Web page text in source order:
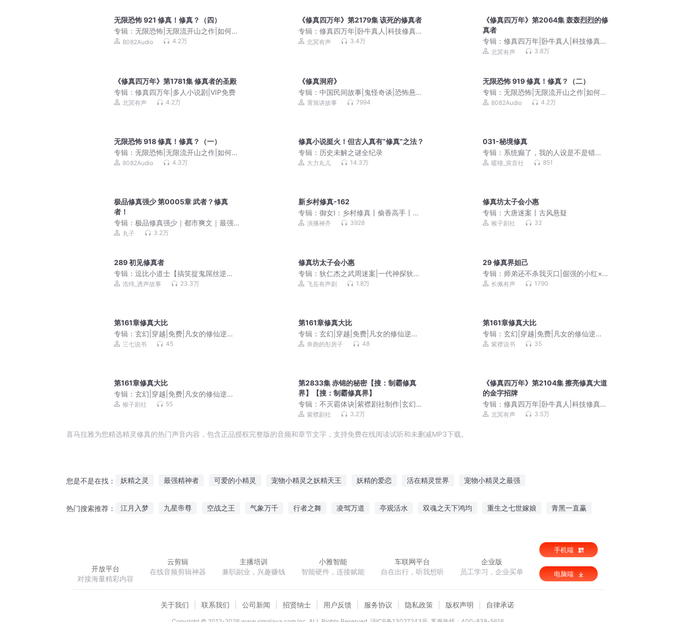
无限恐怖 921 修真！修真？（四）
专辑： 无限恐怖|无限流开山之作|如何在
恐怖片世界中求生存？|8082Audio制作|
8082Audio 4.2万
《修真四万年》第2179集 该死的修真者
专辑：修真四万年|卧牛真人|科技修真x
文明复兴|多人剧
北冥有声 3.4万
《修真四万年》第2064集 轰轰烈烈的修
真者
专辑：修真四万年|卧牛真人|科技修真x
文明复兴|多人剧
北冥有声 3.8万
《修真四万年》第1781集 修真者的圣殿
专辑： 修真四万年|多人小说剧|VIP免费
北冥有声 4.2万
《修真洞府》
专辑：中国民间故事|鬼怪奇谈|恐怖悬疑
（霄旭演播）
霄旭讲故事 7994
无限恐怖 919 修真！修真？（二）
专辑：无限恐怖|无限流开山之作|如何在
恐怖片世界中求生存？|8082Audio制作|
8082Audio 4.2万
无限恐怖 918 修真！修真？（一）
专辑： 无限恐怖|无限流开山之作|如何在
恐怖片世界中求生存？|8082Audio制作|
8082Audio 4.3万
修真小说挺火！但古人真有“修真”之法？
专辑： 历史未解之谜全纪录
大力丸儿 14.3万
031-秘境修真
专辑： 系统癫了，我的人设是不是错
了？丨穿书丨系统丨傲娇丨搞笑
暖曈_寅音社 851
极品修真强少 第0005章 武者？修真
者！
专辑： 极品修真强少｜都市爽文｜最强
弃少｜为父正名，守护女神｜校花联名
丸子 3.2万
新乡村修真-162
专辑：御女Ⅰ：乡村修真丨偷香高手丨绝
世小仙医丨合体双修
演播神齐 3928
修真坊太子会小惠
专辑： 大唐迷案丨古风悬疑
猴子剧社 32
289 初见修真者
专辑： 逗比小道士【搞笑捉鬼屌丝逆
袭】浩纬_诱声故事 23.3万
修真坊太子会小惠
专辑：狄仁杰之武周迷案|一代神探狄仁
杰|悬疑 推理剧
飞岳有声剧 1.8万
29 修真界妲己
专辑： 师弟还不杀我灭口|倔强的小红×
荻野|爆笑沙雕|年下
长佩有声 1790
第161章修真大比
专辑： 玄幻|穿越|免费|凡女的修仙逆袭
之路三七说书 45
第161章修真大比
专辑：玄幻|穿越|免费|凡女的修仙逆袭
之路奔跑的彤房子 48
第161章修真大比
专辑：玄幻|穿越|免费|凡女的修仙逆袭
之路紫襟说书 35
第161章修真大比
专辑： 玄幻|穿越|免费|凡女的修仙逆袭
之路猴子剧社 55
第2833集 赤锦的秘密【搜：制霸修真
界】【搜：制霸修真界】
专辑：不灭霸体诀|紫襟剧社制作|玄幻&
修真爽文|有声剧
紫襟剧社 3.2万
《修真四万年》第2104集 擦亮修真大道
的金字招牌
专辑：修真四万年|卧牛真人|科技修真x
文明复兴|多人剧
北冥有声 3.5万
喜马拉雅为您精选精灵修真的热门声音内容，包含正品授权完整版的音频和章节文字，支持免费在线阅读试听和未删减MP3下载。
您是不是在找： 妖精之灵 最强精神者 可爱的小精灵 宠物小精灵之妖精天王 妖精的爱恋 活在精灵世界 宠物小精灵之最强
热门搜索推荐： 江月入梦 九星帝尊 空战之王 气象万千 行者之舞 凌驾万道 亭观活水 双魂之天下鸿均 重生之七世嫁娘 青黑一直赢
开放平台
对接海量精彩内容
云剪辑
在线音频剪辑神器
主播培训
兼职副业，兴趣赚钱
小雅智能
智能硬件，连接赋能
车联网平台
自在出行，听我想听
企业版
员工学习，企业买单
手机端
电脑端
关于我们 联系我们 公司新闻 招贤纳士 用户反馈 服务协议 隐私政策 版权声明 自律承诺